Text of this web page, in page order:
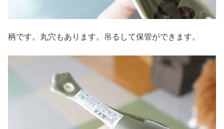
柄です。丸穴もあります。吊るして保管ができます。